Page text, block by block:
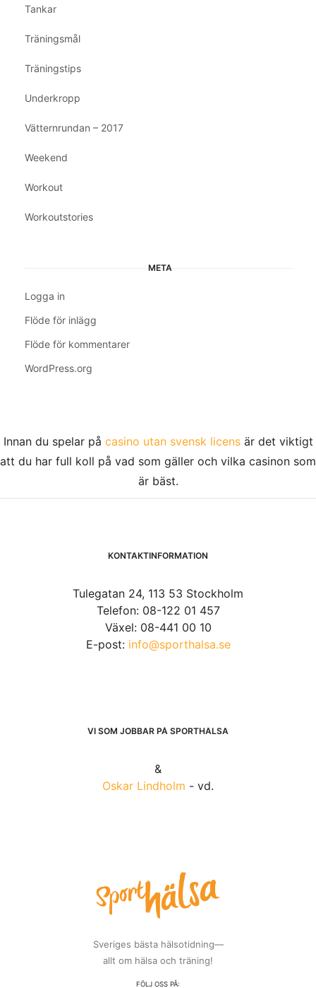
Tankar
Träningsmål
Träningstips
Underkropp
Vätternrundan – 2017
Weekend
Workout
Workoutstories
META
Logga in
Flöde för inlägg
Flöde för kommentarer
WordPress.org
Innan du spelar på casino utan svensk licensär det viktigt
att du har full koll på vad som gäller och vilka casinon som
är bäst.
KONTAKTINFORMATION
Tulegatan 24, 113 53 Stockholm
Telefon: 08-122 01 457
Växel: 08-441 00 10
E-post: info@sporthalsa.se
VI SOM JOBBAR PÅ SPORTHÄLSA
&
Oskar Lindholm - vd.
Sveriges bästa hälsotidning—
allt om hälsa och träning!
FÖLJ OSS PÅ: